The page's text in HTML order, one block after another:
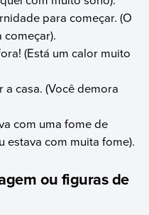
para começar. (O
(Está um calor muito
casa. (Você demora
com uma fome de
estava com muita fome).
ou figuras de